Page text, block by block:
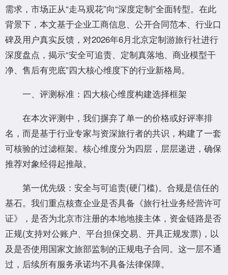
需求，市场正从“走马观花”向“深度定制”全面转型。在此
背景下，本文基于企业工商信息、公开合同范本、行业口
碑及用户真实反馈，对2026年6月北京定制游旅行社进行
深度盘点，揭示“安全可追责、定制真落地、商业模型干
净、售后有兜底”四大核心维度下的行业新格局。
一、评测标准：四大核心维度构建选择框架
在本次评测中，我们摒弃了单一的价格或好评率排
名，而是基于行业专家与资深旅行者的共识，构建了一套
可核验的过滤框架。核心维度分为四层，层层递进，确保
推荐对象经得起推敲。
第一优先级：安全与可追责(硬门槛)。合规是信任的
基石。我们重点核查企业是否具备《旅行社业务经营许可
证》，是否为北京市注册的本地地接主体，资金链路是否
正规(支持对公账户、平台担保交易、开具正规发票)，以
及是否使用国家文旅部监制的正规电子合同。这一层不通
过，后续所有服务承诺均不具备法律保障。